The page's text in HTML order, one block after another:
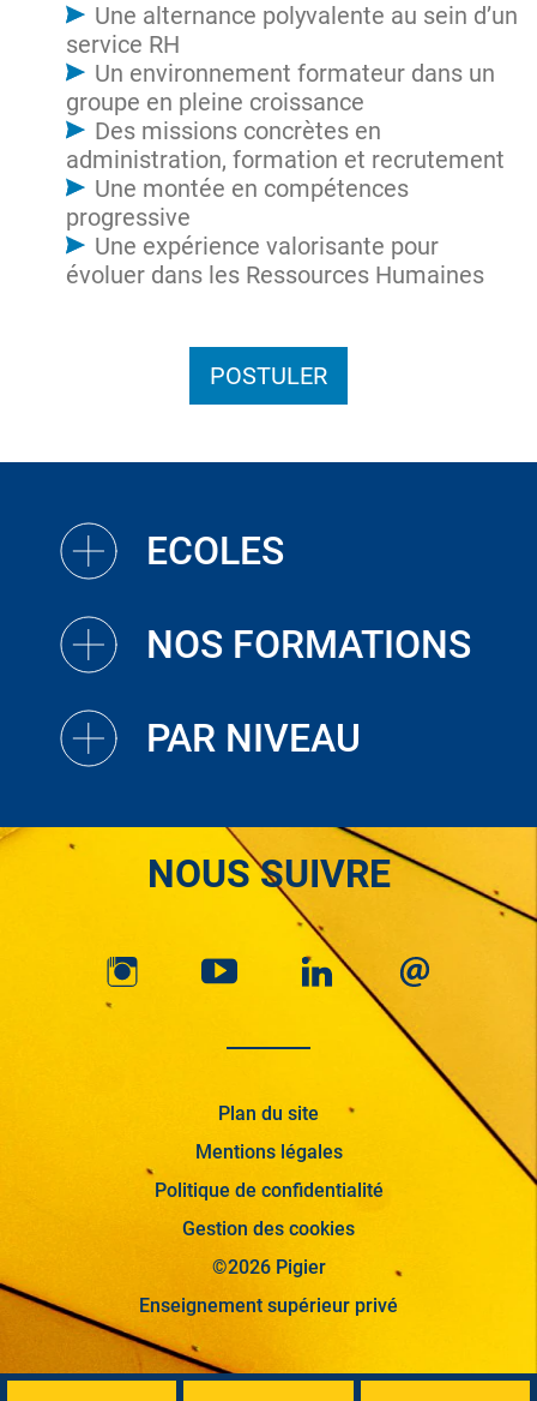
Une alternance polyvalente au sein d’un
service RH
Un environnement formateur dans un
groupe en pleine croissance
Des missions concrètes en
administration, formation et recrutement
Une montée en compétences
progressive
Une expérience valorisante pour
évoluer dans les Ressources Humaines
POSTULER
ECOLES
NOS FORMATIONS
PAR NIVEAU
NOUS SUIVRE
Plan du site
Mentions légales
Politique de confidentialité
Gestion des cookies
©2026 Pigier
Enseignement supérieur privé